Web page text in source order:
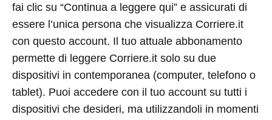
fai clic su “Continua a leggere qui” e assicurati di
essere l’unica persona che visualizza Corriere.it
con questo account. Il tuo attuale abbonamento
permette di leggere Corriere.it solo su due
dispositivi in contemporanea (computer, telefono o
tablet). Puoi accedere con il tuo account su tutti i
dispositivi che desideri, ma utilizzandoli in momenti